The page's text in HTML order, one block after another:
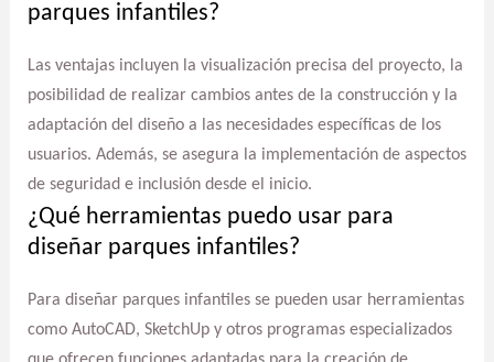
parques infantiles?
Las ventajas incluyen la visualización precisa del proyecto, la
posibilidad de realizar cambios antes de la construcción y la
adaptación del diseño a las necesidades específicas de los
usuarios. Además, se asegura la implementación de aspectos
de seguridad e inclusión desde el inicio.
¿Qué herramientas puedo usar para
diseñar parques infantiles?
Para diseñar parques infantiles se pueden usar herramientas
como AutoCAD, SketchUp y otros programas especializados